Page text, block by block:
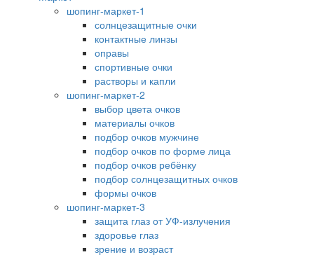
шопинг-маркет-1
солнцезащитные очки
контактные линзы
оправы
спортивные очки
растворы и капли
шопинг-маркет-2
выбор цвета очков
материалы очков
подбор очков мужчине
подбор очков по форме лица
подбор очков ребёнку
подбор солнцезащитных очков
формы очков
шопинг-маркет-3
защита глаз от УФ-излучения
здоровье глаз
зрение и возраст